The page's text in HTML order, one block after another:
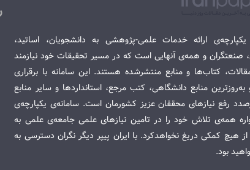
یکپارچه‌ی ارائه خدمات علمی-پژوهشی به دانشجویان، اساتید،
صنعتگران و همه‌ی آنهایی است که در مسیر تحقیقات خود نیازمند
کتاب‌ها و منابع منتشرشده هستند. این سامانه با برقراری
منابع دانشگاهی، کتب مرجع، استانداردها و سایر منابع
رفع نیازهای محققان عزیز کشورمان است. سامانه‌ی یکپارچه‌ی
همه‌ی تلاش خود را در تامین نیازهای علمی جامعه‌ی علمی به
از هیچ کمکی دریغ نخواهدکرد. با ایران پیپر دیگر نگران دسترسی به
بود.